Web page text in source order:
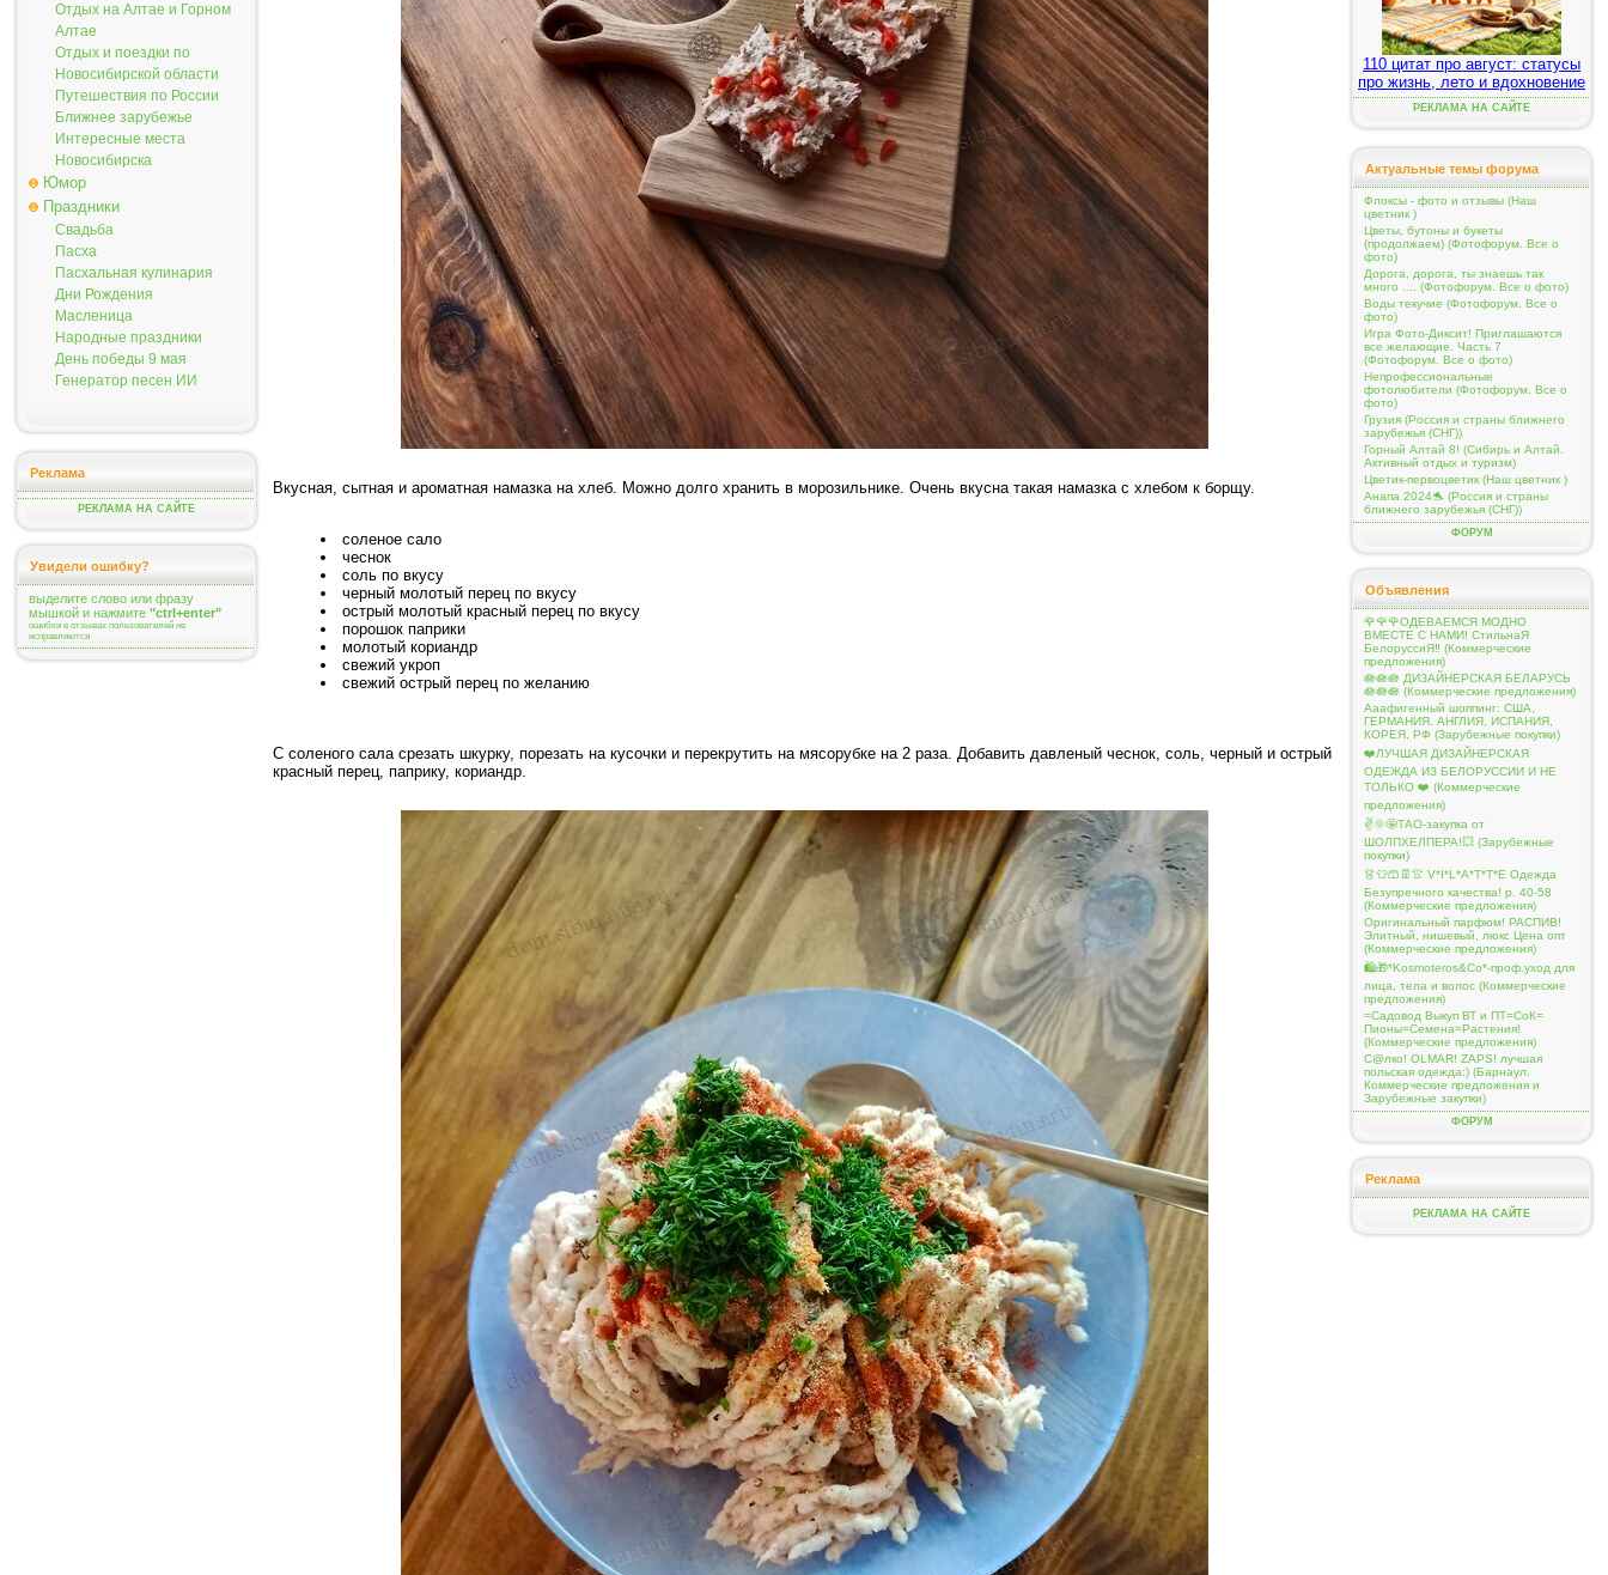
Отдых на Алтае и Горном
Алтае
Отдых и поездки по
Новосибирской области
Путешествия по России
Ближнее зарубежье
Интересные места
Новосибирска
Юмор
Праздники
Свадьба
Пасха
Пасхальная кулинария
Дни Рождения
Масленица
Народные праздники
День победы 9 мая
Генератор песен ИИ
Реклама
РЕКЛАМА НА САЙТЕ
Увидели ошибку?
выделите слово или фразу
мышкой и нажмите "ctrl+enter"
ошибки в отзывах пользователей не
исправляются
Вкусная, сытная и ароматная намазка на хлеб. Можно долго хранить в морозильнике. Очень вкусна такая намазка с хлебом к борщу.
соленое сало
чеснок
соль по вкусу
черный молотый перец по вкусу
острый молотый красный перец по вкусу
порошок паприки
молотый кориандр
свежий укроп
свежий острый перец по желанию
С соленого сала срезать шкурку, порезать на кусочки и перекрутить на мясорубке на 2 раза. Добавить давленый чеснок, соль, черный и острый
красный перец, паприку, кориандр.
110 цитат про август: статусы
про жизнь, лето и вдохновение
РЕКЛАМА НА САЙТЕ
Актуальные темы форума
Флоксы - фото и отзывы (Наш
цветник )
Цветы, бутоны и букеты
(продолжаем) (Фотофорум. Все о
фото)
Дорога, дорога, ты знаешь так
много .... (Фотофорум. Все о фото)
Воды текучие (Фотофорум. Все о
фото)
Игра Фото-Диксит! Приглашаются
все желающие. Часть 7
(Фотофорум. Все о фото)
Непрофессиональные
фотолюбители (Фотофорум. Все о
фото)
Грузия (Россия и страны ближнего
зарубежья (СНГ))
Горный Алтай 8! (Сибирь и Алтай.
Активный отдых и туризм)
Цветик-первоцветик (Наш цветник )
Анапа 2024🐬 (Россия и страны
ближнего зарубежья (СНГ))
ФОРУМ
Объявления
🌹🌹🌹ОДЕВАЕМСЯ МОДНО
ВМЕСТЕ С НАМИ! СтильнаЯ
БелоруссиЯ‼ (Коммерческие
предложения)
🪷🪷🪷 ДИЗАЙНЕРСКАЯ БЕЛАРУСЬ
🪷🪷🪷 (Коммерческие предложения)
Ааафигенный шоппинг: США,
ГЕРМАНИЯ, АНГЛИЯ, ИСПАНИЯ,
КОРЕЯ, РФ (Зарубежные покупки)
❤️ЛУЧШАЯ ДИЗАЙНЕРСКАЯ
ОДЕЖДА ИЗ БЕЛОРУССИИ И НЕ
ТОЛЬКО ❤️ (Коммерческие
предложения)
✌️🌞🤩ТАО-закупка от
ШОЛПХЕЛПЕРА!💥 (Зарубежные
покупки)
👗👕🩳👖👚 V*I*L*A*T*T*E Одежда
Безупречного качества! р. 40-58
(Коммерческие предложения)
Оригинальный парфюм! РАСПИВ!
Элитный, нишевый, люкс Цена опт
(Коммерческие предложения)
🛍️🎁*Kosmoteros&Co*-проф.уход для
лица, тела и волос (Коммерческие
предложения)
=Садовод Выкуп ВТ и ПТ=СоК=
Пионы=Семена=Растения!
(Коммерческие предложения)
С@лко! OLMAR! ZAPS! лучшая
польская одежда:) (Барнаул.
Коммерческие предложения и
Зарубежные закупки)
ФОРУМ
Реклама
РЕКЛАМА НА САЙТЕ